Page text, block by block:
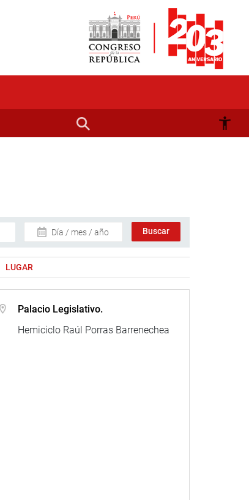
Día / mes / año
LUGAR
Palacio Legislativo.
Hemiciclo Raúl Porras Barrenechea